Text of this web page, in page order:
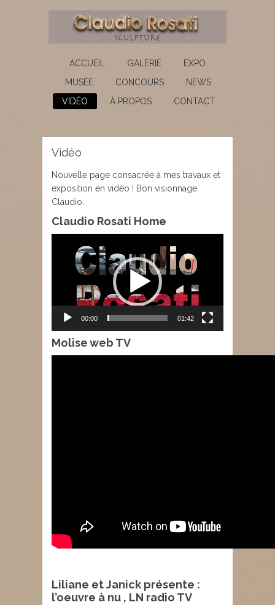
ACCUEIL GALERIE
EXPO
MUSÉE
CONCOURS
NEWS
VIDÉO
À PROPOS CONTACT
Vidéo
Nouvelle page consacrée à mes travaux et
exposition en vidéo ! Bon visionnage
Claudio.
Claudio Rosati Home
00:00 01:42
Molise web TV
Liliane et Janick présente :
l’oeuvre à nu , LN radio TV